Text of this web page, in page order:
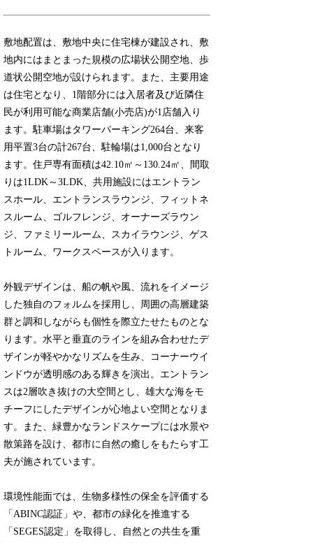
敷地配置は、敷地中央に住宅棟が建設され、敷
地内にはまとまった規模の広場状公開空地、歩
道状公開空地が設けられます。また、主要用途
は住宅となり、1階部分には入居者及び近隣住
民が利用可能な商業店舗(小売店)が1店舗入り
ます。駐車場はタワーパーキング264台、来客
用平置3台の計267台、駐輪場は1,000台となり
ます。住戸専有面積は42.10㎡～130.24㎡、間取
りは1LDK～3LDK、共用施設にはエントラン
スホール、エントランスラウンジ、フィットネ
スルーム、ゴルフレンジ、オーナーズラウン
ジ、ファミリールーム、スカイラウンジ、ゲス
トルーム、ワークスペースが入ります。
外観デザインは、船の帆や風、流れをイメージ
した独自のフォルムを採用し、周囲の高層建築
群と調和しながらも個性を際立たせたものとな
ります。水平と垂直のラインを組み合わせたデ
ザインが軽やかなリズムを生み、コーナーウイ
ンドウが透明感のある輝きを演出。エントラン
スは2層吹き抜けの大空間とし、雄大な海をモ
チーフにしたデザインが心地よい空間となりま
す。また、緑豊かなランドスケープには水景や
散策路を設け、都市に自然の癒しをもたらす工
夫が施されています。
環境性能面では、生物多様性の保全を評価する
「ABINC認証」や、都市の緑化を推進する
「SEGES認定」を取得し、自然との共生を重